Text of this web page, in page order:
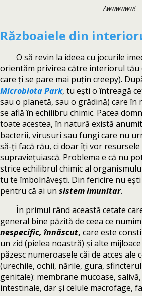
Awwwwww!
Războaiele din
O să revin la ideea cu jocurile
orientăm privirea către interiorul tău
care ți se pare mai puțin creepy).
Microbiota Park, tu ești o întreagă
sau o planetă, sau o grădină) care
se află în echilibru chimic. Pacea
toate acestea, în natură există
bacterii, virusuri sau fungi care nu
să-ți facă rău, ci doar îți vor
supraviețuiască. Problema e că nu
strice echilibrul chimic al
tu te îmbolnăvești. Din fericire nu
pentru că ai un sistem imunitar.
În primul rând această cetate
general bine păzită de ceea ce numim
nespecific, înnăscut, care este
un zid (pielea noastră) și alte
păzesc numeroasele căi de acces ale
(urechile, ochii, nările, gura,
genitale): membrane mucoase,
intestinale, dar și celule macrofage,